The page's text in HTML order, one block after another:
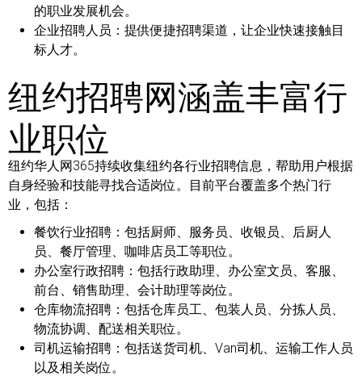
的职业发展机会。
企业招聘人员： 提供便捷招聘渠道，让企业快速接触目
标人才。
纽约招聘网涵盖丰富行
业职位
纽约华人网365持续收集纽约各行业招聘信息，帮助用户根据
自身经验和技能寻找合适岗位。目前平台覆盖多个热门行
业，包括：
餐饮行业招聘： 包括厨师、服务员、收银员、后厨人
员、餐厅管理、咖啡店员工等职位。
办公室行政招聘： 包括行政助理、办公室文员、客服、
前台、销售助理、会计助理等岗位。
仓库物流招聘： 包括仓库员工、包装人员、分拣人员、
物流协调、配送相关职位。
司机运输招聘： 包括送货司机、Van司机、运输工作人员
以及相关岗位。